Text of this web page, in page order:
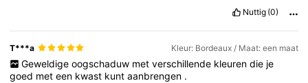
Nuttig (0)
T***a Kleur: Bordeaux / Maat: een maat
Geweldige oogschaduw met verschillende kleuren die je
goed meteen kwast kuntaanbrengen .